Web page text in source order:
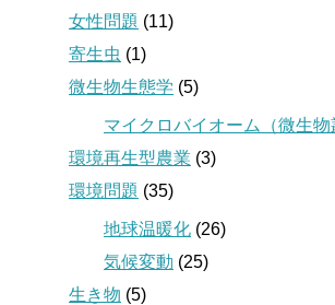
女性問題 (11)
寄生虫 (1)
微生物生態学 (5)
マイクロバイオーム（微生物
環境再生型農業 (3)
環境問題 (35)
地球温暖化 (26)
気候変動 (25)
生き物 (5)